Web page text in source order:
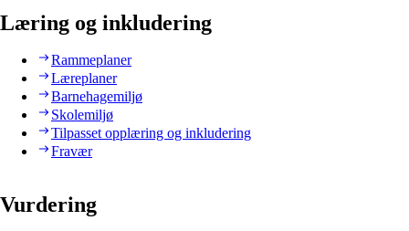
Læring og inkludering
Rammeplaner
Læreplaner
Barnehagemiljø
Skolemiljø
Tilpasset opplæring og inkludering
Fravær
Vurdering